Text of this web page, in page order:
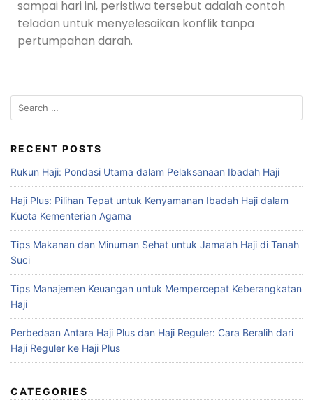
sampai hari ini, peristiwa tersebut adalah contoh
teladan untuk menyelesaikan konflik tanpa
pertumpahan darah.
RECENT POSTS
Rukun Haji: Pondasi Utama dalam Pelaksanaan Ibadah Haji
Haji Plus: Pilihan Tepat untuk Kenyamanan Ibadah Haji dalam
Kuota Kementerian Agama
Tips Makanan dan Minuman Sehat untuk Jama’ah Haji di Tanah
Suci
Tips Manajemen Keuangan untuk Mempercepat Keberangkatan
Haji
Perbedaan Antara Haji Plus dan Haji Reguler: Cara Beralih dari
Haji Reguler ke Haji Plus
CATEGORIES